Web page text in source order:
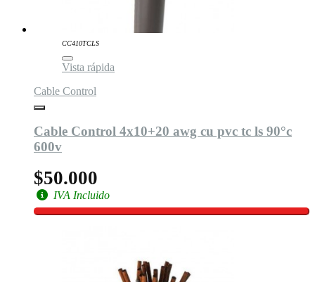
CC410TCLS
Vista rápida
Cable Control
Cable Control 4x10+20 awg cu pvc tc ls 90°c
600v
$50.000
IVA Incluido